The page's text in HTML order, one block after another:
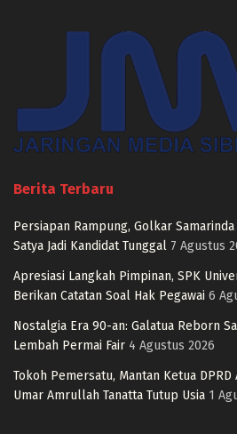
Berita Terbaru
Persiapan Rampung, Golkar
Satya Jadi Kandidat Tunggal 7 Agustus
Apresiasi Langkah Pimpinan, SPK
Berikan Catatan Soal Hak Pegawai 6
Nostalgia Era 90-an: Galatua Reborn
Lembah Permai Fair 4 Agustus 2026
Tokoh Pemersatu, Mantan Ketua
Umar Amrullah Tanatta Tutup Usia 1